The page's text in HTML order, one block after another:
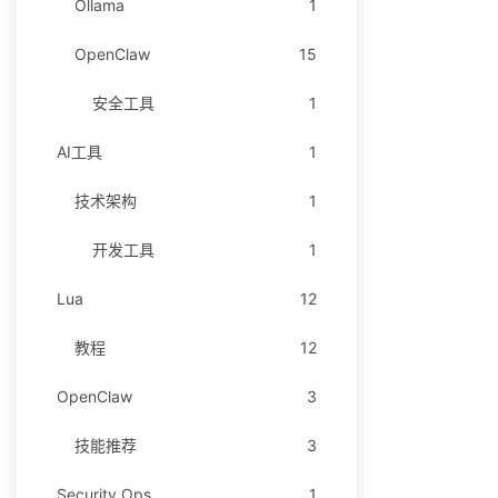
Ollama 1
OpenClaw 15
安全工具 1
AI工具 1
技术架构 1
开发工具 1
Lua 12
教程 12
OpenClaw 3
技能推荐 3